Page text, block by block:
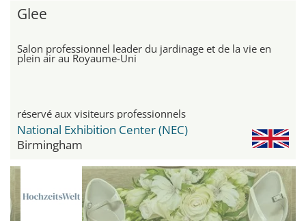
Glee
Salon professionnel leader du jardinage et de la vie en
plein air au Royaume-Uni
réservé aux visiteurs professionnels
National Exhibition Center (NEC)
Birmingham